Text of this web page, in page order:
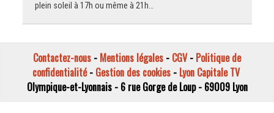
plein soleil à 17h ou même à 21h…
Contactez-nous - Mentions légales - CGV- Politique de
confidentialité- Gestion des cookies- Lyon Capitale TV
Olympique-et-Lyonnais - 6 rue Gorge de Loup - 69009 Lyon